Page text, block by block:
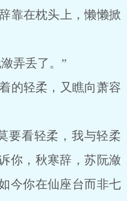
在枕头上，懒懒掀
弄丢了。”
轻柔，又瞧向萧容
看轻柔，我与轻柔
你，秋寒辞，苏阮潋
今你在仙座台而非七